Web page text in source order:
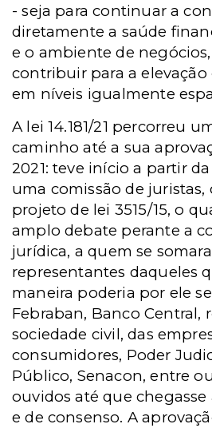
- seja para continuar a
diretamente a saúde
e o ambiente de
contribuir para a elevação
em níveis igualmente
A lei 14.181/21 percorreu
caminho até a sua
2021: teve início a partir
uma comissão de
projeto de lei 3515/15, o
amplo debate perante a
jurídica, a quem se
representantes daqueles
maneira poderia por ele
Febraban, Banco Central,
sociedade civil, das
consumidores, Poder
Público, Senacon, entre
ouvidos até que
e de consenso. A